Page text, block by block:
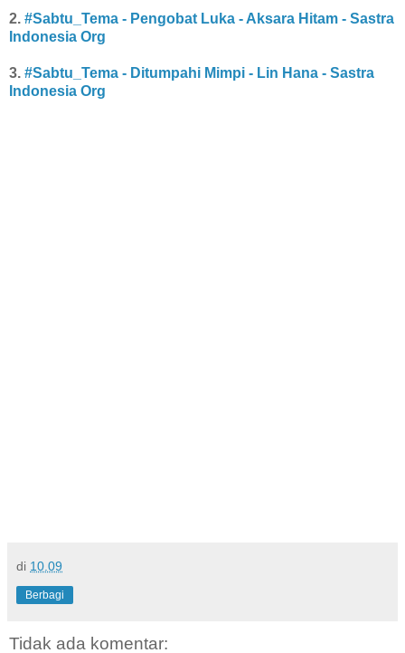
2. #Sabtu_Tema - Pengobat Luka - Aksara Hitam - Sastra
Indonesia Org
3. #Sabtu_Tema - Ditumpahi Mimpi - Lin Hana - Sastra
Indonesia Org
di 10.09
Berbagi
Tidak ada komentar: